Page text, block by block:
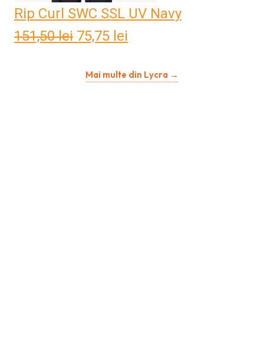
Rip Curl SWC SSL UV Navy
151,50lei Prețul
75,75 lei
este:
Mai multe din Lycra →